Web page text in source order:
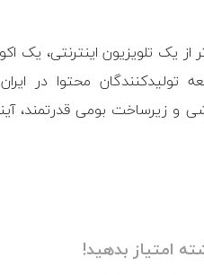
از یک تلویزیون اینترنتی،
تولیدکنندگان محتوا در
و زیرساخت بومی قدرتمند،
امتیاز بدهید!